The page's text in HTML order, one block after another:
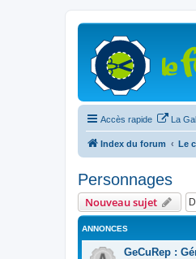
Accès rapide La
Index du forum Le
Personnages
Nouveau sujet
ANNONCES
GeCuRep :